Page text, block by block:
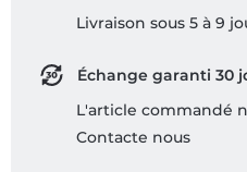
Livraison sous 5 à 9
Échange garanti 30
L'article commandé
Contacte nous